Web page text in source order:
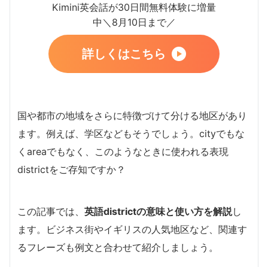
Kimini英会話が30日間無料体験に増量
中＼8月10日まで／
詳しくはこちら
国や都市の地域をさらに特徴づけて分ける地区があり
ます。例えば、学区などもそうでしょう。cityでもな
くareaでもなく、このようなときに使われる表現
districtをご存知ですか？
この記事では、 英語districtの意味と使い方を解説し
ます。ビジネス街やイギリスの人気地区など、関連す
るフレーズも例文と合わせて紹介しましょう。